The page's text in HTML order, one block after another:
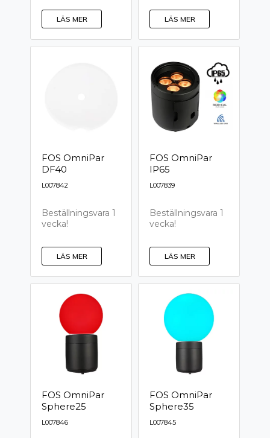
LÄS MER LÄS MER
FOS OmniPar
DF40
L007842
Beställningsvara 1
vecka!
LÄS MER
FOS OmniPar
IP65
L007839
Beställningsvara 1
vecka!
LÄS MER
FOS OmniPar
Sphere25
L007846
FOS OmniPar
Sphere35
L007845